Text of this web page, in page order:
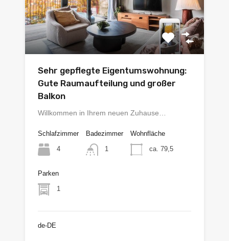
Sehr gepflegte Eigentumswohnung:
Gute Raumaufteilung und großer
Balkon
Willkommen in Ihrem neuen Zuhause…
Schlafzimmer
4
Badezimmer
1
Wohnfläche
ca. 79,5
Parken
1
de-DE